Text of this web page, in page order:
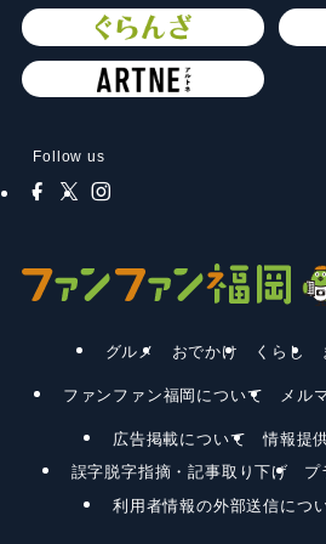
Follow us
グルメ おでかけ くらし
ファンファン福岡について メル
広告掲載について
情報提
誤字脱字指摘・記事取り下げ
プ
利用者情報の外部送信につ